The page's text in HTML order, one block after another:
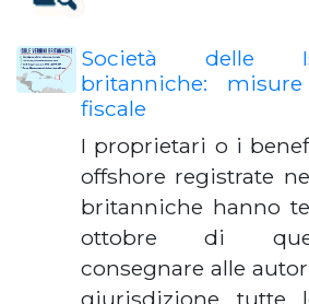
Società delle
britanniche:
fiscale
I proprietari o i
offshore registrate
britanniche hanno
ottobre di
consegnare alle
giurisdizione tutte